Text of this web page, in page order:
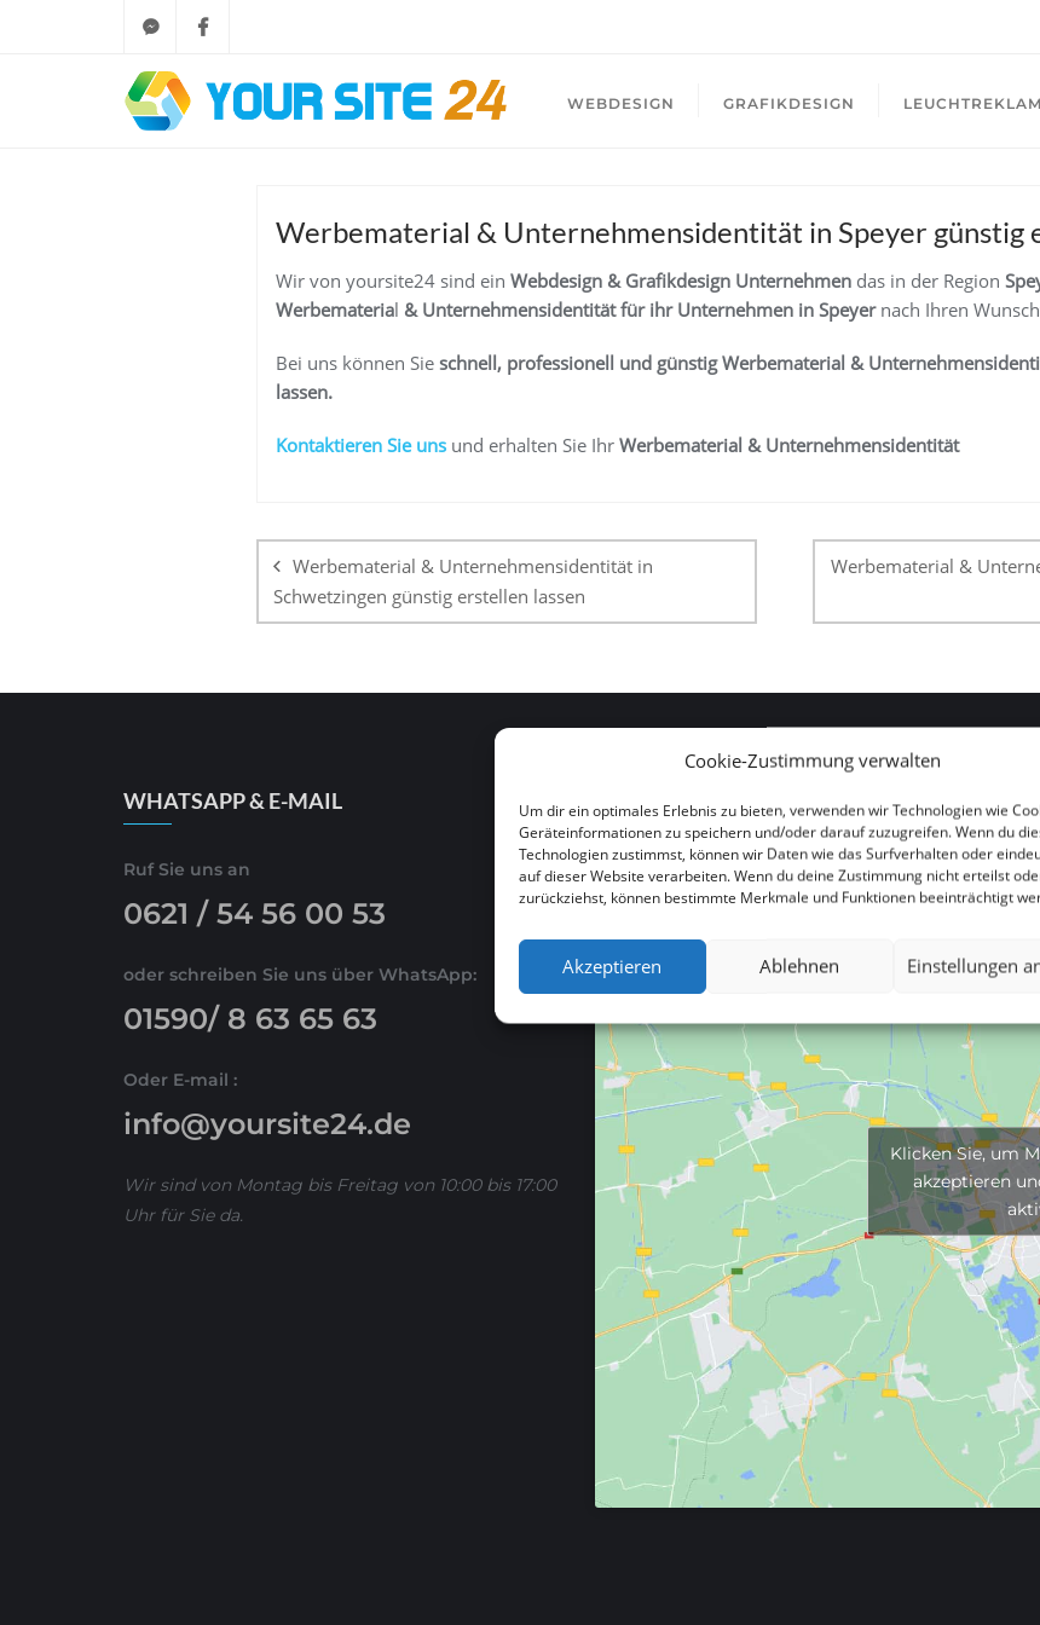
Cookie-Zustimmung verwalten
Um dir ein optimales Erlebnis zu bieten, verwenden wir Technologien wie
Geräteinformationen zu speichern und/oder darauf zuzugreifen. Wenn du
Technologien zustimmst, können wir Daten wie das Surfverhalten oder
auf dieser Website verarbeiten. Wenn du deine Zustimmung nicht erteilst
zurückziehst, können bestimmte Merkmale und Funktionen beeinträchtigt
Akzeptieren Ablehnen Einstellungen
WEBDESIGN GRAFIKDESIGN
Werbematerial & Unternehmensidentität in Speyer günstig
Wir von yoursite24 sind ein Webdesign & Grafikdesign Unternehmen das in der Region
Werbematerial & Unternehmensidentitätfür ihr Unternehmen in Speyernach Ihren
Bei uns können Sie schnell, professionell und günstig Werbematerial &
lassen.
Kontaktieren Sie uns und erhalten Sie Ihr Werbematerial & Unternehmensidentität
Beitragsnavigation
Werbematerial & Unternehmensidentität in
Schwetzingen günstig erstellen lassen
Werbematerial &
WHATSAPP & E-MAIL
Ruf Sie uns an
0621 / 54 56 00 53
oder schreiben Sie uns über WhatsApp:
01590/ 8 63 65 63
Oder E-mail :
info@yoursite24.de
Wir sind von Montag bis Freitag von 10:00 bis 17:00
Uhr für Sie da.
HIER FINDEN SIE UNS
Klicken Sie, um
akzeptieren